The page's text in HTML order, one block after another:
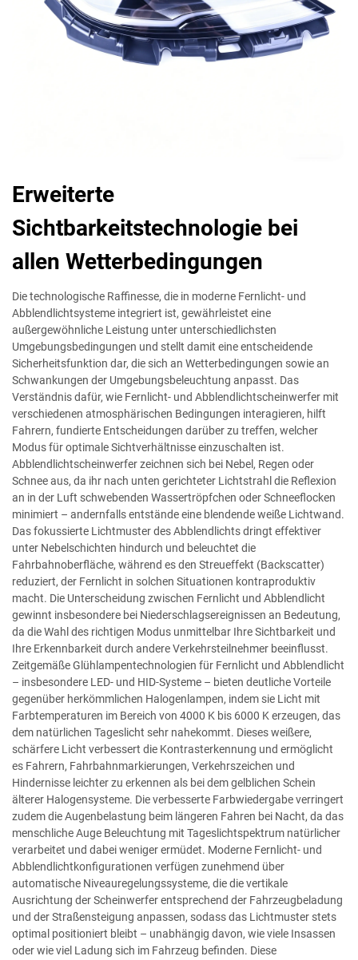
Erweiterte
Sichtbarkeitstechnologie bei
allen Wetterbedingungen
Die technologische Raffinesse, die in moderne Fernlicht- und
Abblendlichtsysteme integriert ist, gewährleistet eine
außergewöhnliche Leistung unter unterschiedlichsten
Umgebungsbedingungen und stellt damit eine entscheidende
Sicherheitsfunktion dar, die sich an Wetterbedingungen sowie an
Schwankungen der Umgebungsbeleuchtung anpasst. Das
Verständnis dafür, wie Fernlicht- und Abblendlichtscheinwerfer mit
verschiedenen atmosphärischen Bedingungen interagieren, hilft
Fahrern, fundierte Entscheidungen darüber zu treffen, welcher
Modus für optimale Sichtverhältnisse einzuschalten ist.
Abblendlichtscheinwerfer zeichnen sich bei Nebel, Regen oder
Schnee aus, da ihr nach unten gerichteter Lichtstrahl die Reflexion
an in der Luft schwebenden Wassertröpfchen oder Schneeflocken
minimiert – andernfalls entstände eine blendende weiße Lichtwand.
Das fokussierte Lichtmuster des Abblendlichts dringt effektiver
unter Nebelschichten hindurch und beleuchtet die
Fahrbahnoberfläche, während es den Streueffekt (Backscatter)
reduziert, der Fernlicht in solchen Situationen kontraproduktiv
macht. Die Unterscheidung zwischen Fernlicht und Abblendlicht
gewinnt insbesondere bei Niederschlagsereignissen an Bedeutung,
da die Wahl des richtigen Modus unmittelbar Ihre Sichtbarkeit und
Ihre Erkennbarkeit durch andere Verkehrsteilnehmer beeinflusst.
Zeitgemäße Glühlampentechnologien für Fernlicht und Abblendlicht
– insbesondere LED- und HID-Systeme – bieten deutliche Vorteile
gegenüber herkömmlichen Halogenlampen, indem sie Licht mit
Farbtemperaturen im Bereich von 4000 K bis 6000 K erzeugen, das
dem natürlichen Tageslicht sehr nahekommt. Dieses weißere,
schärfere Licht verbessert die Kontrasterkennung und ermöglicht
es Fahrern, Fahrbahnmarkierungen, Verkehrszeichen und
Hindernisse leichter zu erkennen als bei dem gelblichen Schein
älterer Halogensysteme. Die verbesserte Farbwiedergabe verringert
zudem die Augenbelastung beim längeren Fahren bei Nacht, da das
menschliche Auge Beleuchtung mit Tageslichtspektrum natürlicher
verarbeitet und dabei weniger ermüdet. Moderne Fernlicht- und
Abblendlichtkonfigurationen verfügen zunehmend über
automatische Niveauregelungssysteme, die die vertikale
Ausrichtung der Scheinwerfer entsprechend der Fahrzeugbeladung
und der Straßensteigung anpassen, sodass das Lichtmuster stets
optimal positioniert bleibt – unabhängig davon, wie viele Insassen
oder wie viel Ladung sich im Fahrzeug befinden. Diese